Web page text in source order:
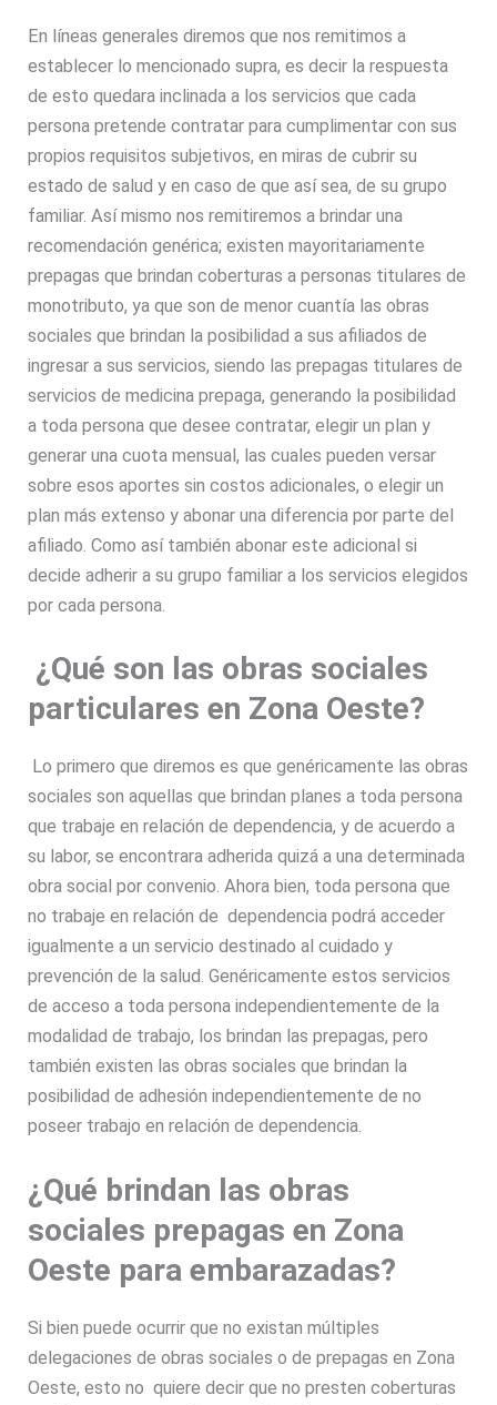
En líneas generales diremos que nos remitimos a
establecer lo mencionado supra, es decir la respuesta
de esto quedara inclinada a los servicios que cada
persona pretende contratar para cumplimentar con sus
propios requisitos subjetivos, en miras de cubrir su
estado de salud y en caso de que así sea, de su grupo
familiar. Así mismo nos remitiremos a brindar una
recomendación genérica; existen mayoritariamente
prepagas que brindan coberturas a personas titulares de
monotributo, ya que son de menor cuantía las obras
sociales que brindan la posibilidad a sus afiliados de
ingresar a sus servicios, siendo las prepagas titulares de
servicios de medicina prepaga, generando la posibilidad
a toda persona que desee contratar, elegir un plan y
generar una cuota mensual, las cuales pueden versar
sobre esos aportes sin costos adicionales, o elegir un
plan más extenso y abonar una diferencia por parte del
afiliado. Como así también abonar este adicional si
decide adherir a su grupo familiar a los servicios elegidos
por cada persona.
¿Qué son las obras sociales
particulares en Zona Oeste?
Lo primero que diremos es que genéricamente las obras
sociales son aquellas que brindan planes a toda persona
que trabaje en relación de dependencia, y de acuerdo a
su labor, se encontrara adherida quizá a una determinada
obra social por convenio. Ahora bien, toda persona que
no trabaje en relación de dependencia podrá acceder
igualmente a un servicio destinado al cuidado y
prevención de la salud. Genéricamente estos servicios
de acceso a toda persona independientemente de la
modalidad de trabajo, los brindan las prepagas, pero
también existen las obras sociales que brindan la
posibilidad de adhesión independientemente de no
poseer trabajo en relación de dependencia.
¿Qué brindan las obras
sociales prepagas en Zona
Oeste para embarazadas?
Si bien puede ocurrir que no existan múltiples
delegaciones de obras sociales o de prepagas en Zona
Oeste, esto no quiere decir que no presten coberturas